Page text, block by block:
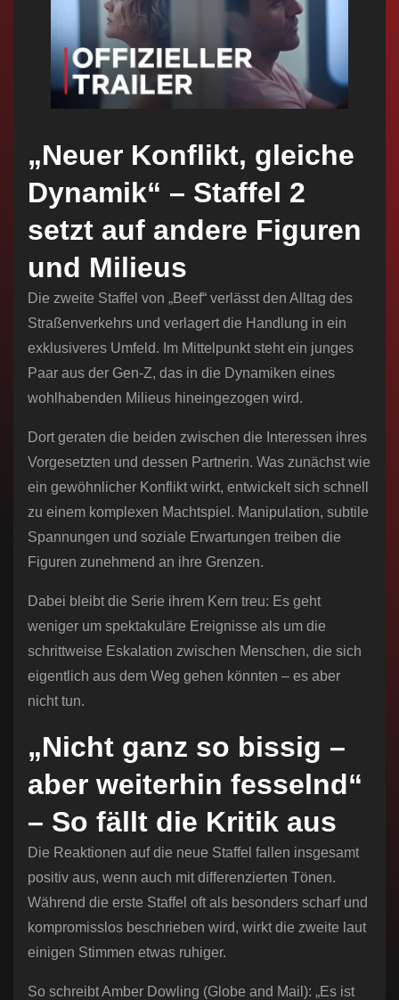
„Neuer Konflikt, gleiche
Dynamik“ – Staffel 2
setzt auf andere Figuren
und Milieus
Die zweite Staffel von „Beef“ verlässt den Alltag des
Straßenverkehrs und verlagert die Handlung in ein
exklusiveres Umfeld. Im Mittelpunkt steht ein junges
Paar aus der Gen-Z, das in die Dynamiken eines
wohlhabenden Milieus hineingezogen wird.
Dort geraten die beiden zwischen die Interessen ihres
Vorgesetzten und dessen Partnerin. Was zunächst wie
ein gewöhnlicher Konflikt wirkt, entwickelt sich schnell
zu einem komplexen Machtspiel. Manipulation, subtile
Spannungen und soziale Erwartungen treiben die
Figuren zunehmend an ihre Grenzen.
Dabei bleibt die Serie ihrem Kern treu: Es geht
weniger um spektakuläre Ereignisse als um die
schrittweise Eskalation zwischen Menschen, die sich
eigentlich aus dem Weg gehen könnten – es aber
nicht tun.
„Nicht ganz so bissig –
aber weiterhin fesselnd“
– So fällt die Kritik aus
Die Reaktionen auf die neue Staffel fallen insgesamt
positiv aus, wenn auch mit differenzierten Tönen.
Während die erste Staffel oft als besonders scharf und
kompromisslos beschrieben wird, wirkt die zweite laut
einigen Stimmen etwas ruhiger.
So schreibt Amber Dowling (Globe and Mail): „Es ist